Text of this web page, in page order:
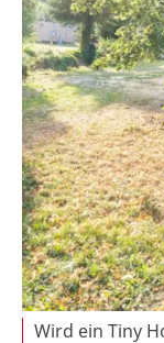
Wird ein Tiny